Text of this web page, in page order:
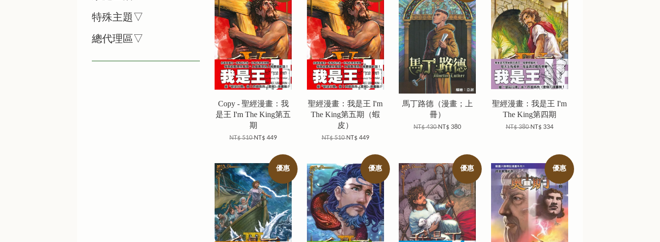
特殊主題▽
總代理區▽
Copy - 聖經漫畫：我
是王 I'm The King第五
期
NT$ 510NT$ 449
聖經漫畫：我是王 I'm
The King第五期（蝦
皮）
NT$ 510NT$ 449
馬丁路德（漫畫；上
冊）
NT$ 430NT$ 380
聖經漫畫：我是王 I'm
The King第四期
NT$ 380NT$ 334
優惠 優惠 優惠 優惠